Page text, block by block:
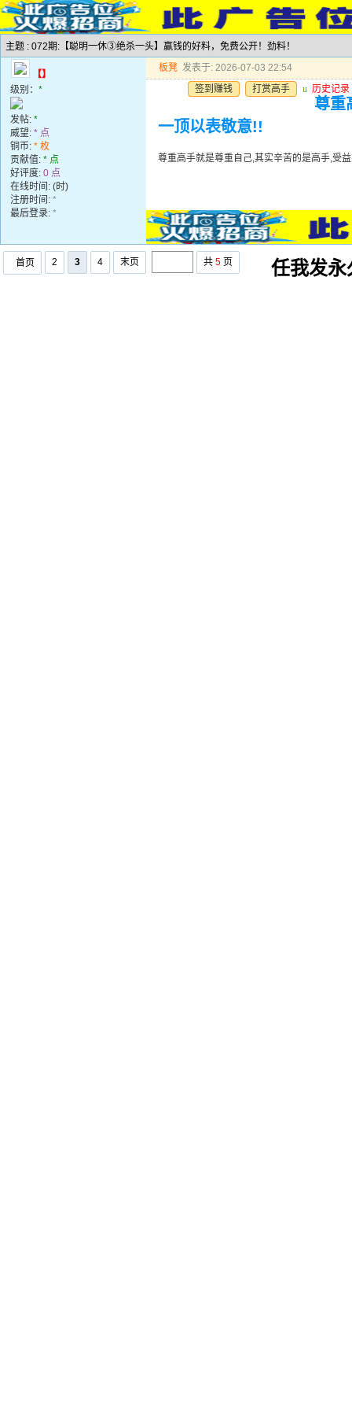
主题 : 072期:【聪明一休③绝杀一头】赢钱的好料，免费公开！劲料！
【】
级别： *
发帖: *
威望: * 点
铜币: * 枚
贡献值: * 点
好评度: 0 点
在线时间: (时)
注册时间: *
最后登录: *
板凳 发表于: 2026-07-03 22:54
签到赚钱
打赏高手 u 历史记录
尊重
一顶以表敬意!!
尊重高手就是尊重自己,其实辛苦的是高手,受
首页 2 3 4 末页 共 5 页 任我发永